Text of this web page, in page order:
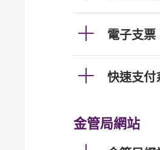
電子支票
快速支付
金管局網站